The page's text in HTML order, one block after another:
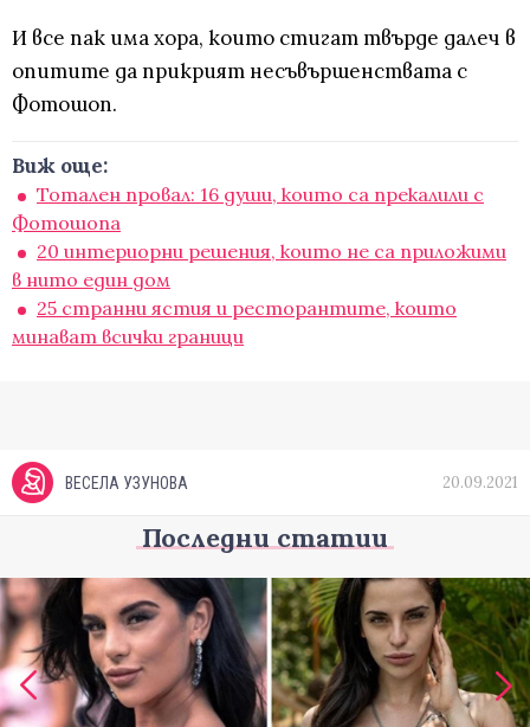
И все пак има хора, които стигат твърде далеч в
опитите да прикрият несъвършенствата с
Фотошоп.
Виж още:
Тотален провал: 16 души, които са прекалили с
Фотошопа
20 интериорни решения, които не са приложими
в нито един дом
25 странни ястия и ресторантите, които
минават всички граници
ВЕСЕЛА УЗУНОВА 20.09.2021
Последни статии